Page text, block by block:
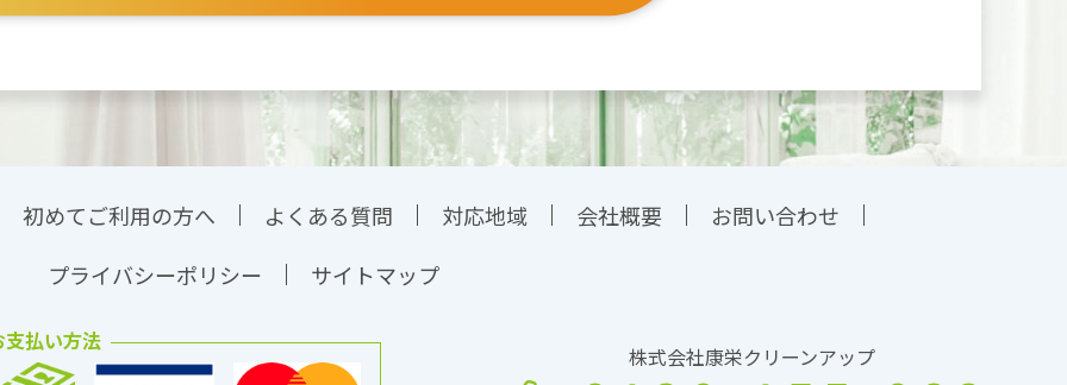
初めてご利用の方へ よくある質問 対応地域 会社概要
お問い合わせ
プライバシーポリシー
サイトマップ
支払い方法
株式会社康栄クリーンアップ